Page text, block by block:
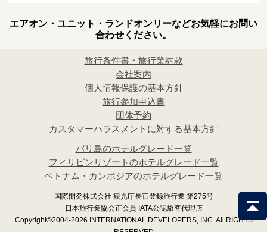
エアオン・ユニット・ランドオンリーなどお気軽にお問い
合わせください。
旅行条件書・旅行業約款
会社案内
個人情報保護の基本方針
旅行参加申込書
団体予約
カスタマーハラスメントに対する基本方針
バリ島のホテルグレード一覧
フィリピンリゾートのホテルグレード一覧
ベトナム・カンボジアのホテルグレード一覧
国際開発株式会社 観光庁長官登録旅行業 第275号
日本旅行業協会正会員 IATA公認旅客代理店
Copyright©2004-2026 INTERNATIONAL DEVELOPERS, INC. All RIGHTS